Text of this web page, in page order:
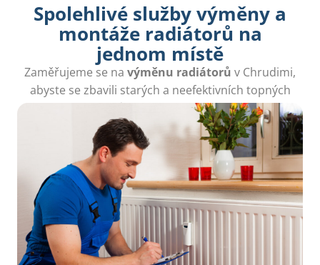
Spolehlivé služby výměny a
montáže radiátorů na
jednom místě
Zaměřujeme se na výměnu radiátorů v Chrudimi,
abyste se zbavili starých a neefektivních topných
systémů a zabezpečili si teplo.